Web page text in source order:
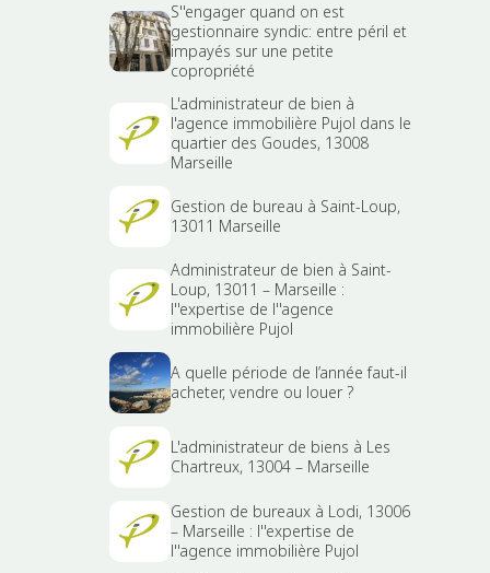
S''engager quand on est
gestionnaire syndic: entre péril et
impayés sur une petite
copropriété
L'administrateur de bien à
l'agence immobilière Pujol dans le
quartier des Goudes, 13008
Marseille
Gestion de bureau à Saint-Loup,
13011 Marseille
Administrateur de bien à Saint-
Loup, 13011 – Marseille :
l''expertise de l''agence
immobilière Pujol
A quelle période de l’année faut-il
acheter, vendre ou louer ?
L'administrateur de biens à Les
Chartreux, 13004 – Marseille
Gestion de bureaux à Lodi, 13006
– Marseille : l''expertise de
l''agence immobilière Pujol